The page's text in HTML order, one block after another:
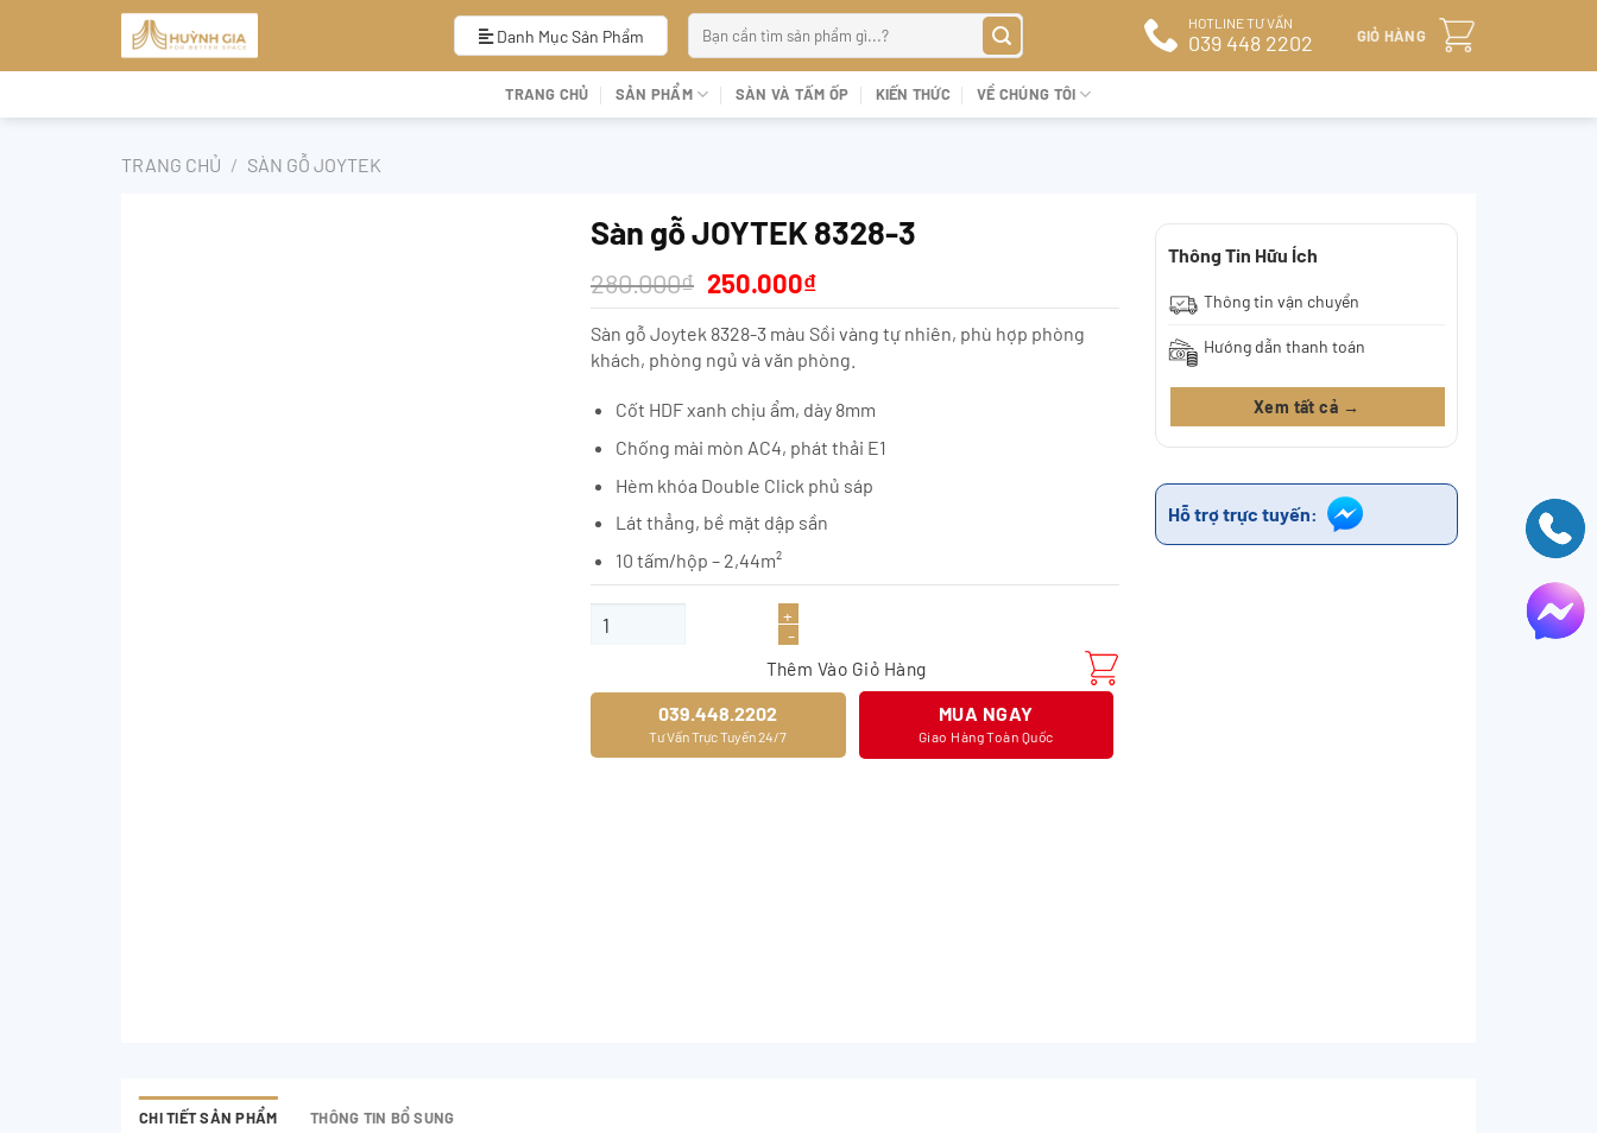
Danh Mục Sản Phẩm
kiếm:
HOTLINE TƯ VẤN
039 448 2202 GIỎ HÀNG
TRANG CHỦ SẢN PHẨM SÀN VÀ TẤM ỐP KIẾN THỨC VỀ CHÚNG TÔI
TRANG CHỦ / SÀN GỖ JOYTEK
Sàn gỗ JOYTEK 8328-3
280.000₫ Giá
gốc
là:
280.000₫.
250.000₫Giá
hiện
tại
là:
250.000₫.
Sàn gỗ Joytek 8328-3 màu Sồi vàng tự nhiên, phù hợp phòng
khách, phòng ngủ và văn phòng.
Cốt HDF xanh chịu ẩm, dày 8mm
Chống mài mòn AC4, phát thải E1
Hèm khóa Double Click phủ sáp
Lát thẳng, bề mặt dập sần
10 tấm/hộp – 2,44m²
Sàn gỗ JOYTEK 8328-3 số lượng
Thêm Vào Giỏ Hàng
039.448.2202
Tư Vấn Trực Tuyến 24/7
MUA NGAY
Giao Hàng Toàn Quốc
Thông Tin Hữu Ích
Thông tin vận chuyển
Hướng dẫn thanh toán
Xem tất cả →
Hỗ trợ trực tuyến:
CHI TIẾT SẢN PHẨM THÔNG TIN BỔ SUNG